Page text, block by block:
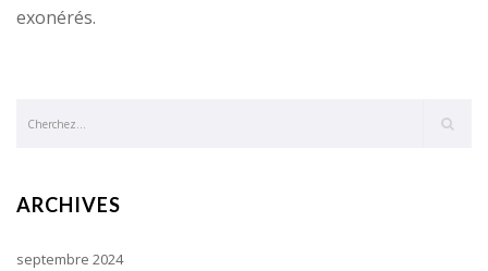
exonérés.
ARCHIVES
septembre 2024